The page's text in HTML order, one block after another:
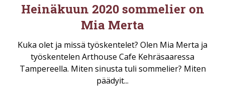
Heinäkuun 2020 sommelier on
Mia Merta
Kuka olet ja missä työskentelet? Olen Mia Merta ja
työskentelen Arthouse Cafe Kehräsaaressa
Tampereella. Miten sinusta tuli sommelier? Miten
päädyit...